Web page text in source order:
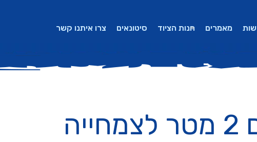
מאמרים חנות הציוד סיטונאים צרו איתנו קשר